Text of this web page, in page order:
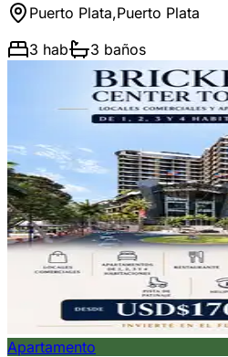
Puerto Plata,Puerto Plata
3 hab 3 baños
Apartamento